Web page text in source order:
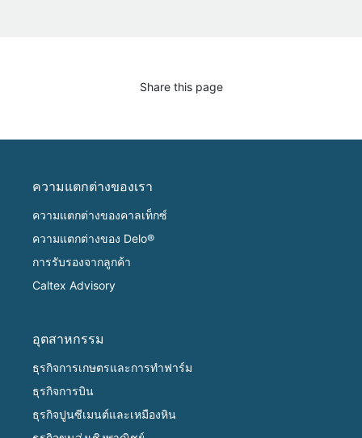
Share this page
ความแตกต่างของเรา
ความแตกต่างของคาลเท็กซ์
ความแตกต่างของ Delo®
การรับรองจากลูกค้า
Caltex Advisory
อุตสาหกรรม
ธุรกิจการเกษตรและการทำฟาร์ม
ธุรกิจการบิน
ธุรกิจปูนซีเมนต์และเหมืองหิน